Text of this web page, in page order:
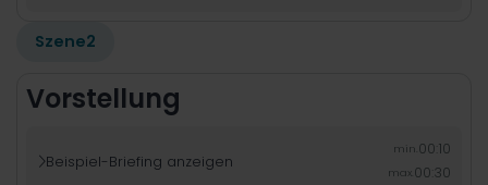
Szene2
Vorstellung
Beispiel-Briefing anzeigen
min. 00:10
max. 00:30